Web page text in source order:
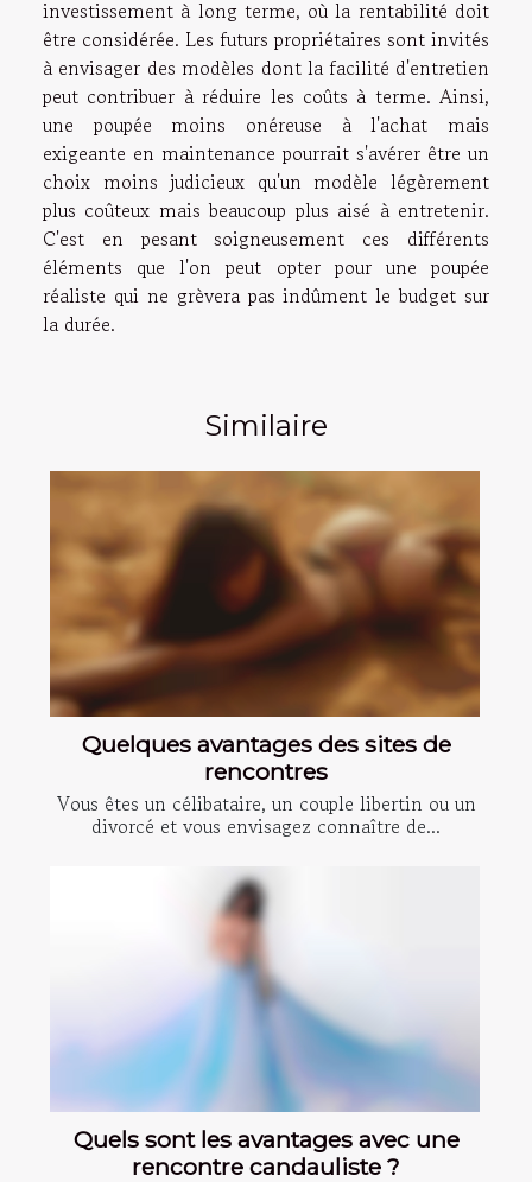
investissement à long terme, où la rentabilité doit
être considérée. Les futurs propriétaires sont invités
à envisager des modèles dont la facilité d'entretien
peut contribuer à réduire les coûts à terme. Ainsi,
une poupée moins onéreuse à l'achat mais
exigeante en maintenance pourrait s'avérer être un
choix moins judicieux qu'un modèle légèrement
plus coûteux mais beaucoup plus aisé à entretenir.
C'est en pesant soigneusement ces différents
éléments que l'on peut opter pour une poupée
réaliste qui ne grèvera pas indûment le budget sur
la durée.
Similaire
Quelques avantages des sites de
rencontres
Vous êtes un célibataire, un couple libertin ou un
divorcé et vous envisagez connaître de...
Quels sont les avantages avec une
rencontre candauliste ?